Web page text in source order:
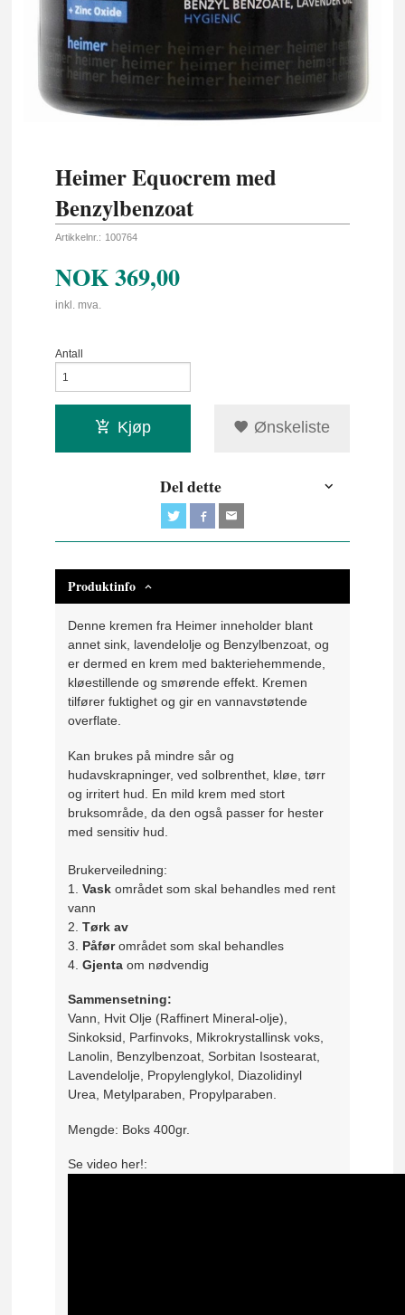
Heimer Equocrem med
Benzylbenzoat
Artikkelnr.: 100764
NOK369,00
inkl. mva.
Antall
Kjøp Ønskeliste
Del dette
Produktinfo
Denne kremen fra Heimer inneholder blant
annet sink, lavendelolje og Benzylbenzoat, og
er dermed en krem med bakteriehemmende,
kløestillende og smørende effekt. Kremen
tilfører fuktighet og gir en vannavstøtende
overflate.
Kan brukes på mindre sår og
hudavskrapninger, ved solbrenthet, kløe, tørr
og irritert hud. En mild krem med stort
bruksområde, da den også passer for hester
med sensitiv hud.
Brukerveiledning:
1.Vask området som skal behandles med rent
vann
2.Tørk av
3. Påførområdet som skal behandles
4.Gjenta om nødvendig
Sammensetning:
Vann, Hvit Olje (Raffinert Mineral-olje),
Sinkoksid, Parfinvoks, Mikrokrystallinsk voks,
Lanolin, Benzylbenzoat, Sorbitan Isostearat,
Lavendelolje, Propylenglykol, Diazolidinyl
Urea, Metylparaben, Propylparaben.
Mengde: Boks 400gr.
Se video her!: